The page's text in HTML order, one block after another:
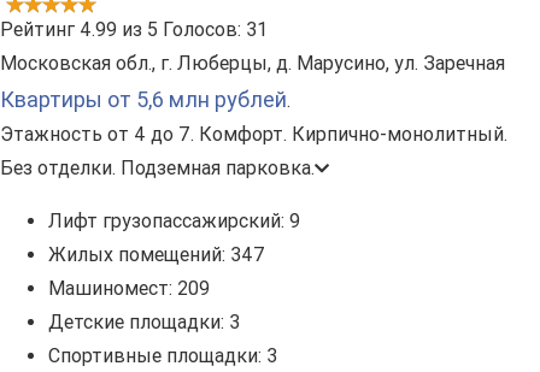
Рейтинг 4.99 из 5 Голосов: 31
Московская обл., г. Люберцы, д. Марусино, ул. Заречная
Квартиры от 5,6 млн рублей.
Этажность от 4 до 7. Комфорт. Кирпично-монолитный.
Без отделки. Подземная парковка.
Лифт грузопассажирский: 9
Жилых помещений: 347
Машиномест: 209
Детские площадки: 3
Спортивные площадки: 3